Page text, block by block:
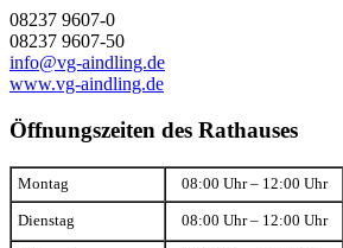
08237 9607-0
08237 9607-50
info@vg-aindling.de
www.vg-aindling.de
Öffnungszeiten des Rathauses
Montag 08:00 Uhr – 12:00 Uhr
Dienstag 08:00 Uhr – 12:00 Uhr